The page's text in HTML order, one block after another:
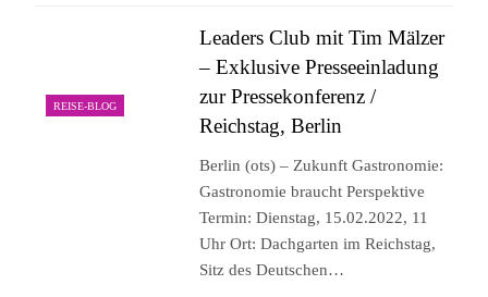
REISE-BLOG
Leaders Club mit Tim Mälzer
– Exklusive Presseeinladung
zur Pressekonferenz /
Reichstag, Berlin
Berlin (ots) – Zukunft Gastronomie:
Gastronomie braucht Perspektive
Termin: Dienstag, 15.02.2022, 11
Uhr Ort: Dachgarten im Reichstag,
Sitz des Deutschen…